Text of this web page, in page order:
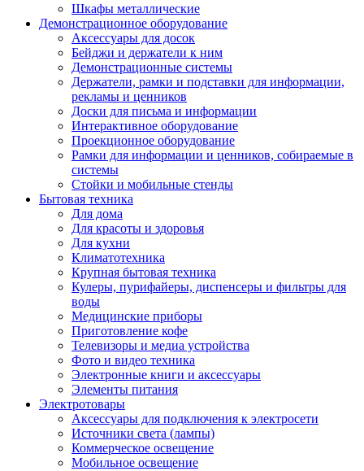
Шкафы металлические
Демонстрационное оборудование
Аксессуары для досок
Бейджи и держатели к ним
Демонстрационные системы
Держатели, рамки и подставки для информации,
рекламы и ценников
Доски для письма и информации
Интерактивное оборудование
Проекционное оборудование
Рамки для информации и ценников, собираемые в
системы
Стойки и мобильные стенды
Бытовая техника
Для дома
Для красоты и здоровья
Для кухни
Климатотехника
Крупная бытовая техника
Кулеры, пурифайеры, диспенсеры и фильтры для
воды
Медицинские приборы
Приготовление кофе
Телевизоры и медиа устройства
Фото и видео техника
Электронные книги и аксессуары
Элементы питания
Электротовары
Аксессуары для подключения к электросети
Источники света (лампы)
Коммерческое освещение
Мобильное освещение